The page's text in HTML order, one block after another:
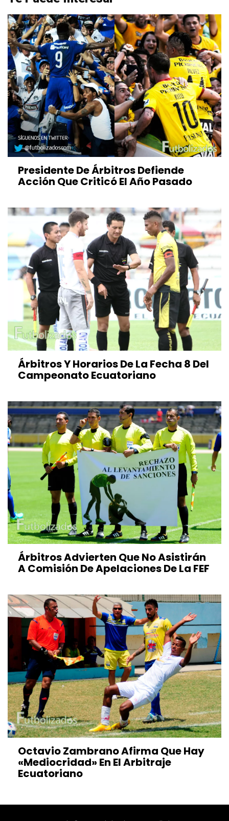
Presidente De Árbitros Defiende
Acción Que Criticó El Año Pasado
Árbitros Y Horarios De La Fecha 8 Del
Campeonato Ecuatoriano
Árbitros Advierten Que No Asistirán
A Comisión De Apelaciones De La FEF
Octavio Zambrano Afirma Que Hay
«mediocridad» En El Arbitraje
Ecuatoriano